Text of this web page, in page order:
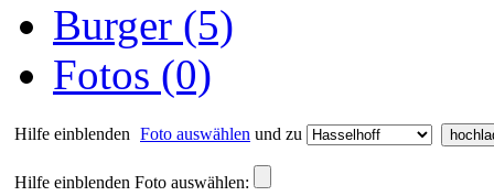
Burger (5)
Fotos (0)
Hilfe einblenden Foto auswählen und zu
Hilfe einblenden Foto auswählen: